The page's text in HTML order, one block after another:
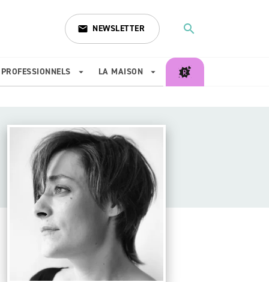
email NEWSLETTER search
PROFESSIONNELS arrow_drop_down LA MAISON arrow_drop_down
search